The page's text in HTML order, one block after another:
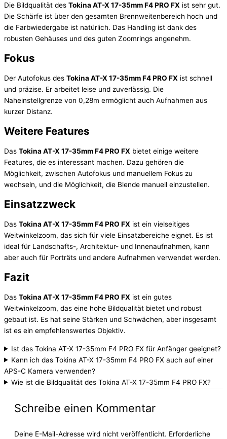
Die Bildqualität des Tokina AT-X 17-35mm F4 PRO FX ist sehr gut.
Die Schärfe ist über den gesamten Brennweitenbereich hoch und
die Farbwiedergabe ist natürlich. Das Handling ist dank des
robusten Gehäuses und des guten Zoomrings angenehm.
Fokus
Der Autofokus des Tokina AT-X 17-35mm F4 PRO FX ist schnell
und präzise. Er arbeitet leise und zuverlässig. Die
Naheinstellgrenze von 0,28m ermöglicht auch Aufnahmen aus
kurzer Distanz.
Weitere Features
Das Tokina AT-X 17-35mm F4 PRO FX bietet einige weitere
Features, die es interessant machen. Dazu gehören die
Möglichkeit, zwischen Autofokus und manuellem Fokus zu
wechseln, und die Möglichkeit, die Blende manuell einzustellen.
Einsatzzweck
Das Tokina AT-X 17-35mm F4 PRO FX ist ein vielseitiges
Weitwinkelzoom, das sich für viele Einsatzbereiche eignet. Es ist
ideal für Landschafts-, Architektur- und Innenaufnahmen, kann
aber auch für Porträts und andere Aufnahmen verwendet werden.
Fazit
Das Tokina AT-X 17-35mm F4 PRO FX ist ein gutes
Weitwinkelzoom, das eine hohe Bildqualität bietet und robust
gebaut ist. Es hat seine Stärken und Schwächen, aber insgesamt
ist es ein empfehlenswertes Objektiv.
Ist das Tokina AT-X 17-35mm F4 PRO FX für Anfänger geeignet?
Kann ich das Tokina AT-X 17-35mm F4 PRO FX auch auf einer
APS-C Kamera verwenden?
Wie ist die Bildqualität des Tokina AT-X 17-35mm F4 PRO FX?
Schreibe einen Kommentar
Deine E-Mail-Adresse wird nicht veröffentlicht. Erforderliche